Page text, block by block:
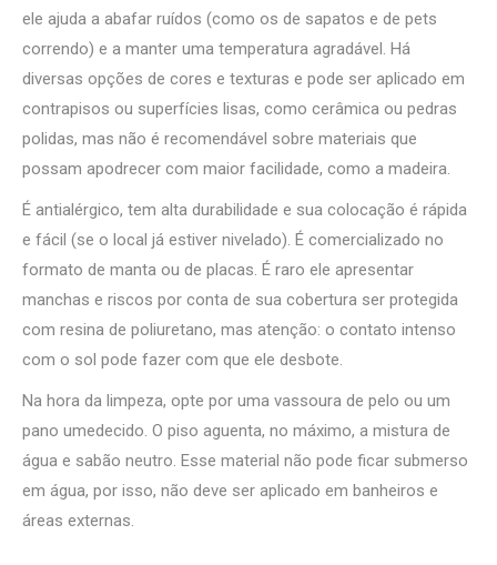
ele ajuda a abafar ruídos (como os de sapatos e de pets
correndo) e a manter uma temperatura agradável. Há
diversas opções de cores e texturas e pode ser aplicado em
contrapisos ou superfícies lisas, como cerâmica ou pedras
polidas, mas não é recomendável sobre materiais que
possam apodrecer com maior facilidade, como a madeira.
É antialérgico, tem alta durabilidade e sua colocação é rápida
e fácil (se o local já estiver nivelado). É comercializado no
formato de manta ou de placas. É raro ele apresentar
manchas e riscos por conta de sua cobertura ser protegida
com resina de poliuretano, mas atenção: o contato intenso
com o sol pode fazer com que ele desbote.
Na hora da limpeza, opte por uma vassoura de pelo ou um
pano umedecido. O piso aguenta, no máximo, a mistura de
água e sabão neutro. Esse material não pode ficar submerso
em água, por isso, não deve ser aplicado em banheiros e
áreas externas.